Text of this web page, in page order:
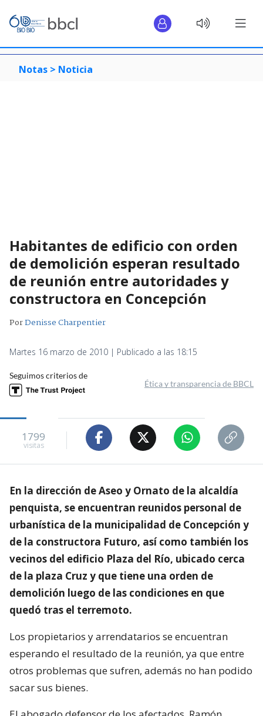
Notas > Noticia
Habitantes de edificio con orden
de demolición esperan resultado
de reunión entre autoridades y
constructora en Concepción
PorDenisse Charpentier
Martes 16 marzo de 2010 | Publicado a las 18:15
Seguimos criterios de
Ética y transparencia de BBCL
1799
visitas
En la dirección de Aseo y Ornato de la alcaldía
penquista, se encuentran reunidos personal de
urbanística de la municipalidad de Concepción y
de la constructora Futuro, así como también los
vecinos del edificio Plaza del Río, ubicado cerca
de la plaza Cruz y que tiene una orden de
demolición luego de las condiciones en que
quedó tras el terremoto.
Los propietarios y arrendatarios se encuentran
esperando el resultado de la reunión, ya que entre
otros problemas que sufren, además no han podido
sacar sus bienes.